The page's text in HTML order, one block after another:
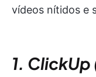
vídeos nítidos e
1.